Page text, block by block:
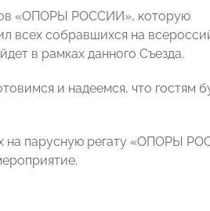
«ОПОРЫ РОССИИ», которую
всех собравшихся на
в рамках данного Съезда.
и надеемся, что гостям
на парусную регату «ОПОРЫ